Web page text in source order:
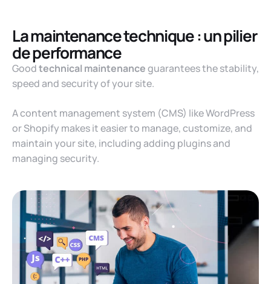
La maintenance technique : un pilier
de performance
Goodtechnical maintenanceguarantees the stability,
speed and security of your site.
A content management system (CMS) like WordPress
or Shopify makes it easier to manage, customize, and
maintain your site, including adding plugins and
managing security.